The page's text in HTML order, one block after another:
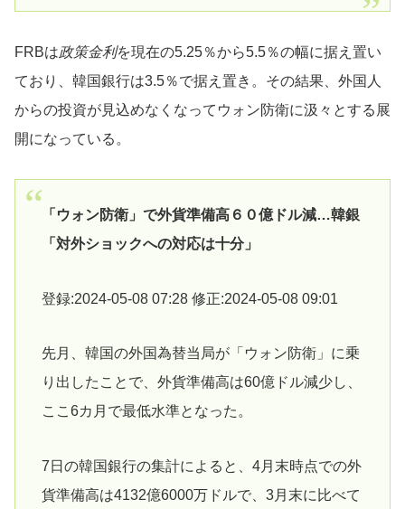
FRBは政策金利を現在の5.25％から5.5％の幅に据え置い
ており、韓国銀行は3.5％で据え置き。その結果、外国人
からの投資が見込めなくなってウォン防衛に汲々とする展
開になっている。
「ウォン防衛」で外貨準備高６０億ドル減…韓銀
「対外ショックへの対応は十分」
登録:2024-05-08 07:28 修正:2024-05-08 09:01
先月、韓国の外国為替当局が「ウォン防衛」に乗
り出したことで、外貨準備高は60億ドル減少し、
ここ6カ月で最低水準となった。
7日の韓国銀行の集計によると、4月末時点での外
貨準備高は4132億6000万ドルで、3月末に比べて